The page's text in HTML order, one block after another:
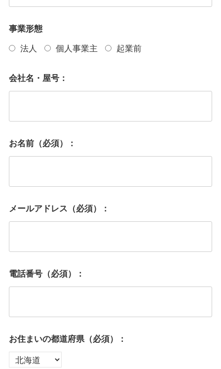
事業形態
法人 個人事業主 起業前
会社名・屋号：
お名前（必須）：
メールアドレス（必須）：
電話番号（必須）：
お住まいの都道府県（必須）：